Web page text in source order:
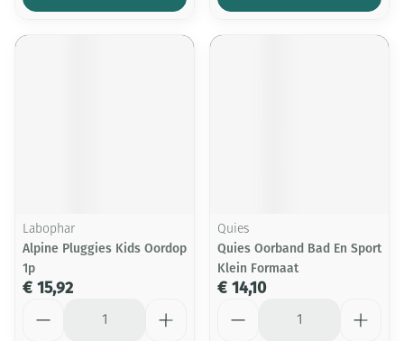
Labophar
Alpine Pluggies Kids Oordop
1p
€ 15,92
Quies
Quies Oorband Bad En Sport
Klein Formaat
€ 14,10